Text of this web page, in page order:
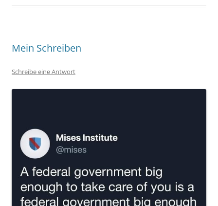
Mein Schreiben
Schreibe eine Antwort